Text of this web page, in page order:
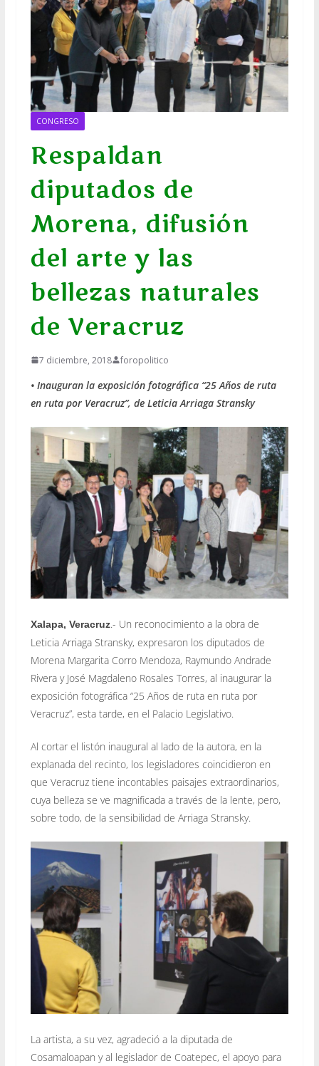
CONGRESO
Respaldan
diputados de
Morena, difusión
del arte y las
bellezas naturales
de Veracruz
7 diciembre, 2018 foropolitico
• Inauguran la exposición fotográfica “25 Años de ruta
en ruta por Veracruz”, de Leticia Arriaga Stransky
Xalapa, Veracruz.- Un reconocimiento a la obra de
Leticia Arriaga Stransky, expresaron los diputados de
Morena Margarita Corro Mendoza, Raymundo Andrade
Rivera y José Magdaleno Rosales Torres, al inaugurar la
exposición fotográfica “25 Años de ruta en ruta por
Veracruz”, esta tarde, en el Palacio Legislativo.
Al cortar el listón inaugural al lado de la autora, en la
explanada del recinto, los legisladores coincidieron en
que Veracruz tiene incontables paisajes extraordinarios,
cuya belleza se ve magnificada a través de la lente, pero,
sobre todo, de la sensibilidad de Arriaga Stransky.
La artista, a su vez, agradeció a la diputada de
Cosamaloapan y al legislador de Coatepec, el apoyo para